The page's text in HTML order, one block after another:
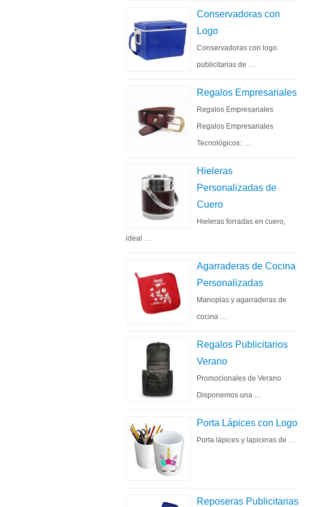
Conservadoras con
Logo
Conservadoras con logo
publicitarias de …
Regalos Empresariales
Regalos Empresariales
Regalos Empresariales
Tecnológicos: …
Hieleras
Personalizadas de
Cuero
Hieleras forradas en cuero,
ideal …
Agarraderas de Cocina
Personalizadas
Manoplas y agarraderas de
cocina …
Regalos Publicitarios
Verano
Promocionales de Verano
Disponemos una …
Porta Lápices con Logo
Porta lápices y lapiceras de …
Reposeras Publicitarias